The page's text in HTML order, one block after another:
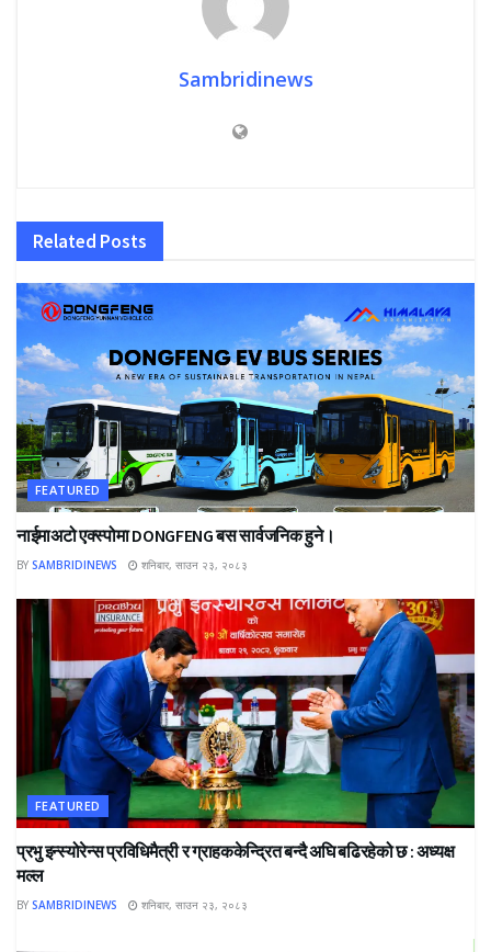
Sambridinews
Related Posts
FEATURED
नाईमाअटो एक्स्पोमा DONGFENG बस सार्वजनिक हुने।
BY SAMBRIDINEWS शनिबार, साउन २३, २०८३
FEATURED
प्रभु इन्स्योरेन्स प्रविधिमैत्री र ग्राहककेन्द्रित बन्दै अघि बढिरहेको छ : अध्यक्ष
मल्ल
BY SAMBRIDINEWS शनिबार, साउन २३, २०८३